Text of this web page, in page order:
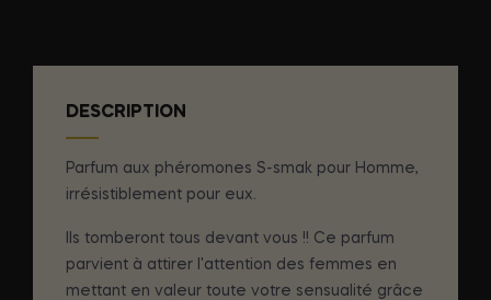
DESCRIPTION
Parfum aux phéromones S-smak pour Homme,
irrésistiblement pour eux.
Ils tomberont tous devant vous !! Ce parfum
parvient à attirer l'attention des femmes en
mettant en valeur toute votre sensualité grâce